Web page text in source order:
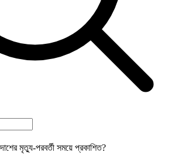
মৃত্যু-পরবর্তী সময়ে প্রকাশিত?